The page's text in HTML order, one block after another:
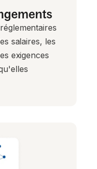
salaires, les
exigences